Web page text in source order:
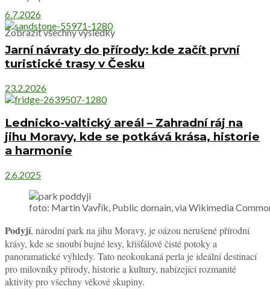
Zobrazit všechny výsledky
6.7.2026
Jarní návraty do přírody: kde začít první
turistické trasy v Česku
23.2.2026
Lednicko-valtický areál – Zahradní ráj na
jihu Moravy, kde se potkává krása, historie
a harmonie
2.6.2025
foto: Martin Vavřík, Public domain, via Wikimedia
Podyjí, národní park na jihu Moravy, je oázou nerušené přírodní
krásy, kde se snoubí bujné lesy, křišťálově čisté potoky a
panoramatické výhledy. Tato neokoukaná perla je ideální destinací
pro milovníky přírody, historie a kultury, nabízející rozmanité
aktivity pro všechny věkové skupiny.